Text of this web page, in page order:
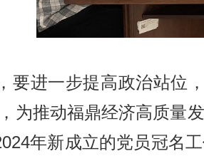
要进一步提高政治站位
为推动福鼎经济高质量
年新成立的党员冠名